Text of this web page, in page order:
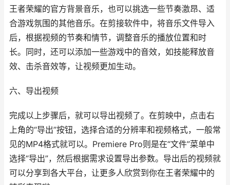
王者荣耀的官方背景音乐，也可以挑选一些节奏激昂、适
合游戏氛围的其他音乐。在剪接软件中，将音乐文件导入
后，根据视频的节奏和情节，调整音乐的播放位置和时
长。同时，还可以添加一些游戏中的音效，如技能释放音
效、击杀音效等，让视频更加生动。
六、导出视频
完成以上步骤后，就可以导出视频了。在剪映中，点击右
上角的“导出”按钮，选择合适的分辨率和视频格式，一般常
见的MP4格式就可以。Premiere Pro则是在“文件”菜单中
选择“导出”，然后根据需求设置导出参数。导出后的视频就
可以分享到各大平台，让更多人欣赏到你在王者荣耀中的